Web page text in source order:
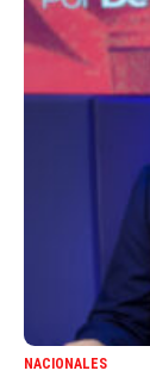
NACIONALES